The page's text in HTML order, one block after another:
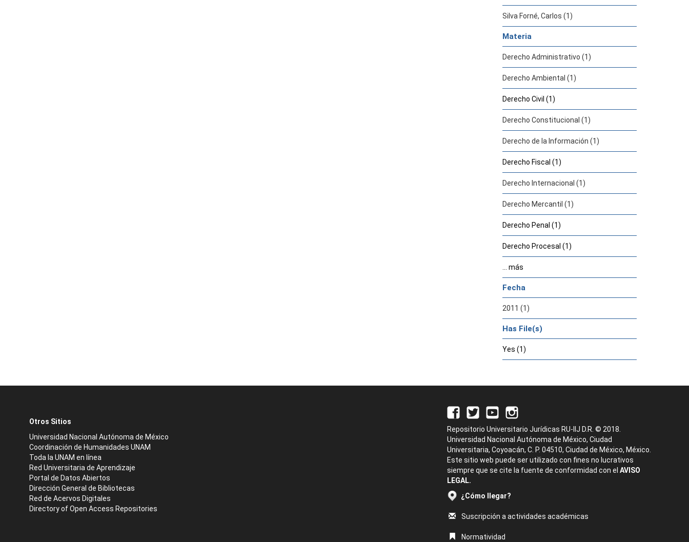
Silva Forné, Carlos (1)
Materia
Derecho Administrativo (1)
Derecho Ambiental (1)
Derecho Civil (1)
Derecho Constitucional (1)
Derecho de la Información (1)
Derecho Fiscal (1)
Derecho Internacional (1)
Derecho Mercantil (1)
Derecho Penal (1)
Derecho Procesal (1)
... más
Fecha
2011 (1)
Has File(s)
Yes (1)
Otros Sitios
Universidad Nacional Autónoma de México
Coordinación de Humanidades UNAM
Toda la UNAM en línea
Red Universitaria de Aprendizaje
Portal de Datos Abiertos
Dirección General de Bibliotecas
Red de Acervos Digitales
Directory of Open Access Repositories
Repositorio Universitario Jurídicas RU-IIJ D.R. © 2018.
Universidad Nacional Autónoma de México, Ciudad
Universitaria, Coyoacán, C. P. 04510, Ciudad de México, México.
Este sitio web puede ser utilizado con fines no lucrativos
siempre que se cite la fuente de conformidad con el AVISO
LEGAL.
¿Cómo llegar?
Suscripción a actividades académicas
Normatividad